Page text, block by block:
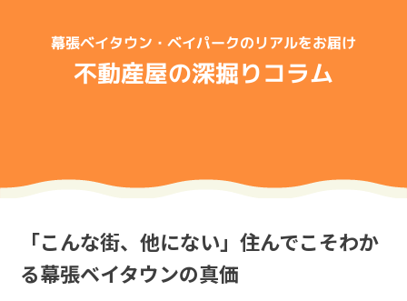
幕張ベイタウン・ベイパークのリアルをお届け
不動産屋の深掘りコラム
「こんな街、他にない」住んでこそわか
る幕張ベイタウンの真価